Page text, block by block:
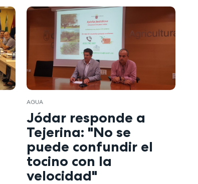
AGUA
Jódar responde a
Tejerina: "No se
puede confundir el
tocino con la
velocidad"